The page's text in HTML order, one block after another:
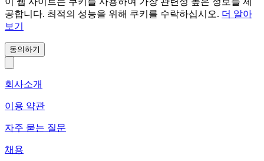
공합니다. 최적의 성능을 위해 쿠키를 수락하십시오. 더 알아
보기
동의하기
회사소개
이용 약관
자주 묻는 질문
채용